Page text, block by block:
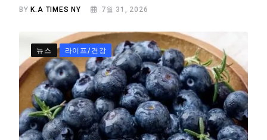
BY K.A TIMES NY 7월 31, 2026
뉴스 라이프/건강